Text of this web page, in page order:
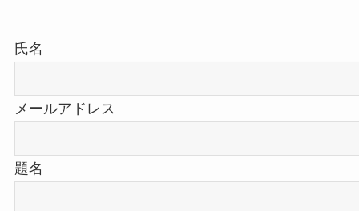
氏名
メールアドレス
題名